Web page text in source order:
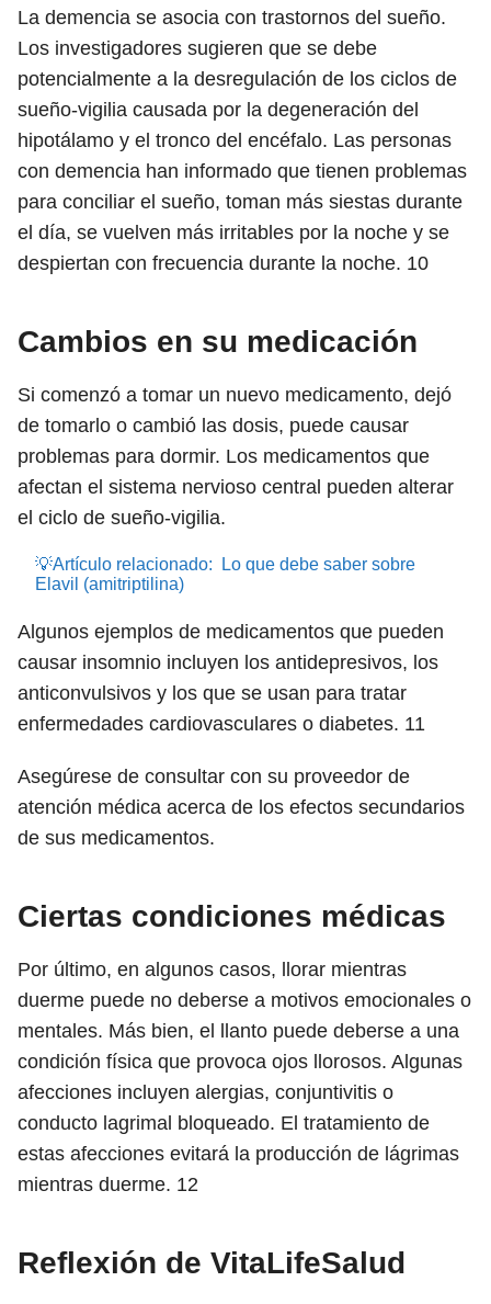
La demencia se asocia con trastornos del sueño.
Los investigadores sugieren que se debe
potencialmente a la desregulación de los ciclos de
sueño-vigilia causada por la degeneración del
hipotálamo y el tronco del encéfalo. Las personas
con demencia han informado que tienen problemas
para conciliar el sueño, toman más siestas durante
el día, se vuelven más irritables por la noche y se
despiertan con frecuencia durante la noche. 10
Cambios en su medicación
Si comenzó a tomar un nuevo medicamento, dejó
de tomarlo o cambió las dosis, puede causar
problemas para dormir. Los medicamentos que
afectan el sistema nervioso central pueden alterar
el ciclo de sueño-vigilia.
💡Artículo relacionado:
Lo que debe saber sobre
Elavil (amitriptilina)
Algunos ejemplos de medicamentos que pueden
causar insomnio incluyen los antidepresivos, los
anticonvulsivos y los que se usan para tratar
enfermedades cardiovasculares o diabetes. 11
Asegúrese de consultar con su proveedor de
atención médica acerca de los efectos secundarios
de sus medicamentos.
Ciertas condiciones médicas
Por último, en algunos casos, llorar mientras
duerme puede no deberse a motivos emocionales o
mentales. Más bien, el llanto puede deberse a una
condición física que provoca ojos llorosos. Algunas
afecciones incluyen alergias, conjuntivitis o
conducto lagrimal bloqueado. El tratamiento de
estas afecciones evitará la producción de lágrimas
mientras duerme. 12
Reflexión de VitaLifeSalud